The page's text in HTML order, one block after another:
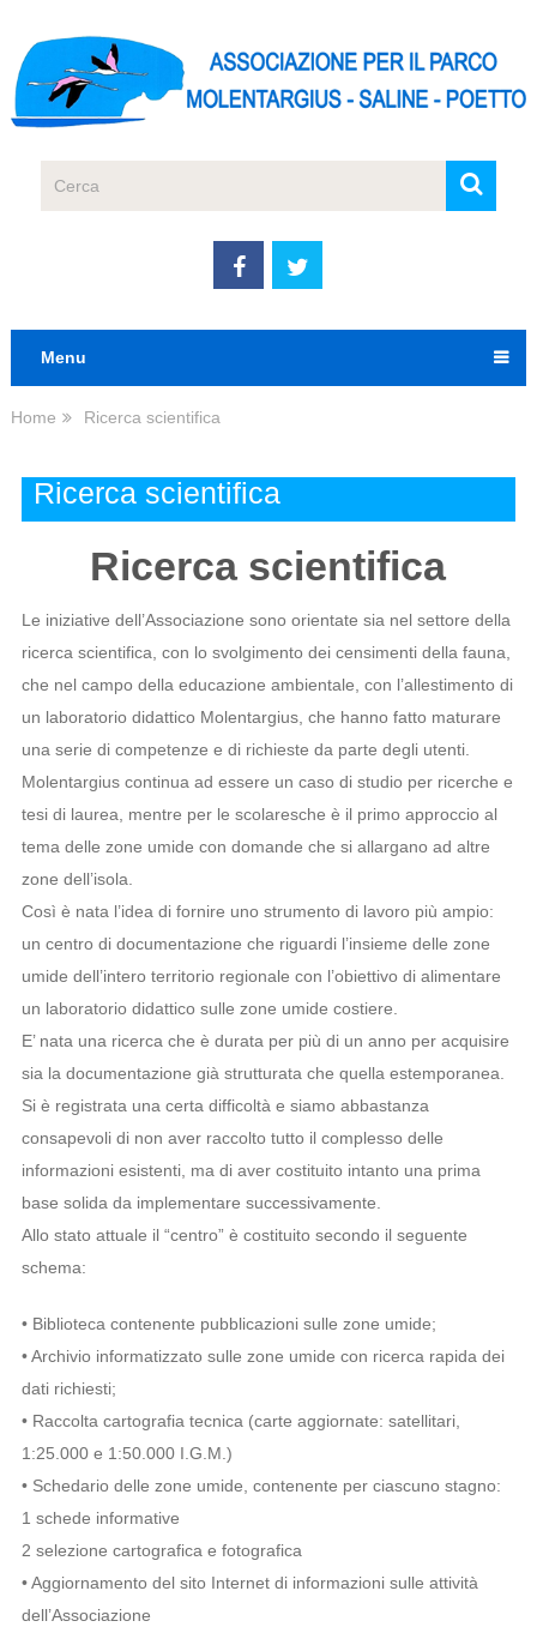
Menu
Home Ricerca scientifica
Ricerca scientifica
Ricerca scientifica
Le iniziative dell’Associazione sono orientate sia nel settore della
ricerca scientifica, con lo svolgimento dei censimenti della fauna,
che nel campo della educazione ambientale, con l’allestimento di
un laboratorio didattico Molentargius, che hanno fatto maturare
una serie di competenze e di richieste da parte degli utenti.
Molentargius continua ad essere un caso di studio per ricerche e
tesi di laurea, mentre per le scolaresche è il primo approccio al
tema delle zone umide con domande che si allargano ad altre
zone dell’isola.
Così è nata l’idea di fornire uno strumento di lavoro più ampio:
un centro di documentazione che riguardi l’insieme delle zone
umide dell’intero territorio regionale con l’obiettivo di alimentare
un laboratorio didattico sulle zone umide costiere.
E’ nata una ricerca che è durata per più di un anno per acquisire
sia la documentazione già strutturata che quella estemporanea.
Si è registrata una certa difficoltà e siamo abbastanza
consapevoli di non aver raccolto tutto il complesso delle
informazioni esistenti, ma di aver costituito intanto una prima
base solida da implementare successivamente.
Allo stato attuale il “centro” è costituito secondo il seguente
schema:
• Biblioteca contenente pubblicazioni sulle zone umide;
• Archivio informatizzato sulle zone umide con ricerca rapida dei
dati richiesti;
• Raccolta cartografia tecnica (carte aggiornate: satellitari,
1:25.000 e 1:50.000 I.G.M.)
• Schedario delle zone umide, contenente per ciascuno stagno:
1 schede informative
2 selezione cartografica e fotografica
• Aggiornamento del sito Internet di informazioni sulle attività
dell’Associazione